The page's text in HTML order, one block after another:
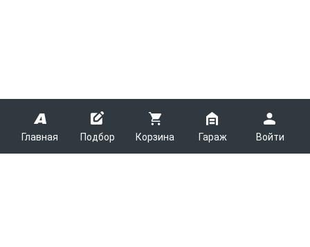
Главная Подбор Корзина Гараж Войти